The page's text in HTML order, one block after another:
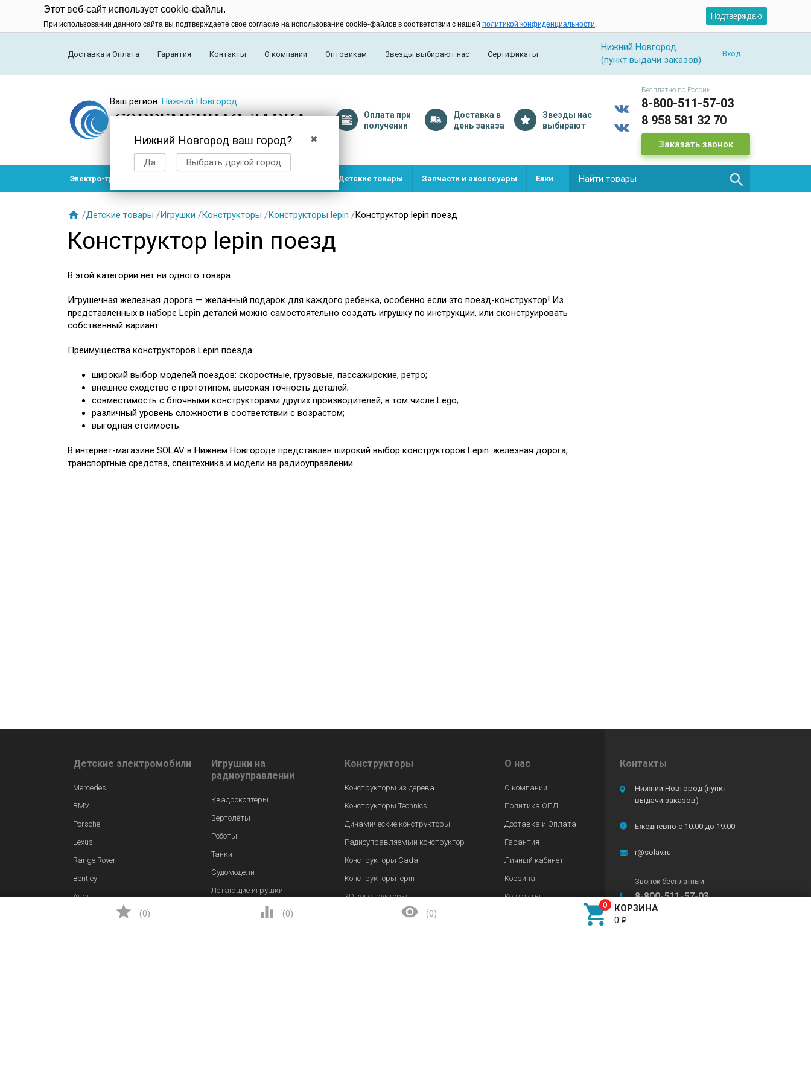
Этот веб-сайт использует cookie-файлы.
При использовании данного сайта вы подтверждаете свое согласие на использование cookie-файлов в соответствии с нашей политикой конфиденциальности.
Подтверждаю
Доставка и Оплата Гарантия Контакты О компании Оптовикам Звезды выбирают нас Сертификаты
Нижний Новгород
(пункт выдачи заказов)
Вход
Ваш регион:Нижний Новгород
✖
Нижний Новгород ваш город?
Да Выбрать другой город
Оплата при
получении
Доставка в
день заказа
Звезды нас
выбирают
Бесплатно по России
8-800-511-57-03
8 958 581 32 70
Заказать звонок
Электро-транспорт Детские товары Запчасти и аксессуары Елки 
 /Детские товары /Игрушки /Конструкторы /Конструкторы lepin /Конструктор lepin поезд
Конструктор lepin поезд
В этой категории нет ни одного товара.
Игрушечная железная дорога — желанный подарок для каждого ребенка, особенно если это поезд-конструктор! Из
представленных в наборе Lepin деталей можно самостоятельно создать игрушку по инструкции, или сконструировать
собственный вариант.
Преимущества конструкторов Lepin поезда:
широкий выбор моделей поездов: скоростные, грузовые, пассажирские, ретро;
внешнее сходство с прототипом, высокая точность деталей;
совместимость с блочными конструкторами других производителей, в том числе Lego;
различный уровень сложности в соответствии с возрастом;
выгодная стоимость.
В интернет-магазине SOLAV в Нижнем Новгороде представлен широкий выбор конструкторов Lepin: железная дорога,
транспортные средства, спецтехника и модели на радиоуправлении.
Контакты
Нижний Новгород (пункт
выдачи заказов)
Ежедневно с 10.00 до 19.00
r@solav.ru
Звонок бесплатный
8-800-511-57-03
Детские электромобили
Mercedes
BMV
Porsche
Lexus
Range Rover
Bentley
Audi
Игрушки на
радиоуправлении
Квадрокоптеры
Вертолёты
Роботы
Танки
Судомодели
Летающие игрушки
Машинки для дрифта
Конструкторы
Конструкторы из дерева
Конструкторы Technics
Динамические конструкторы
Радиоуправляемый конструктор
Конструкторы Cada
Конструкторы lepin
3D конструкторы
Конструкторы танки
О нас
О компании
Политика ОПД
Доставка и Оплата
Гарантия
Личный кабинет
Корзина
Контакты
 (0)  (0)  (0)  КОРЗИНА
0 ₽